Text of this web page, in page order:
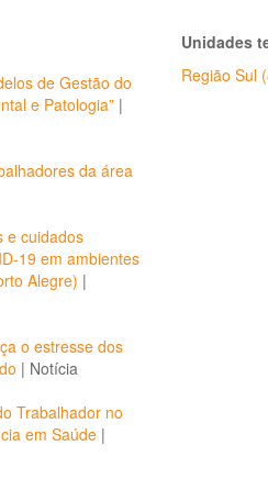
de Gestão do
e Patologia” |
da área
e cuidados
19 em ambientes
Alegre) |
o estresse dos
| Notícia
Trabalhador no
em Saúde |
Unidades
Região Sul